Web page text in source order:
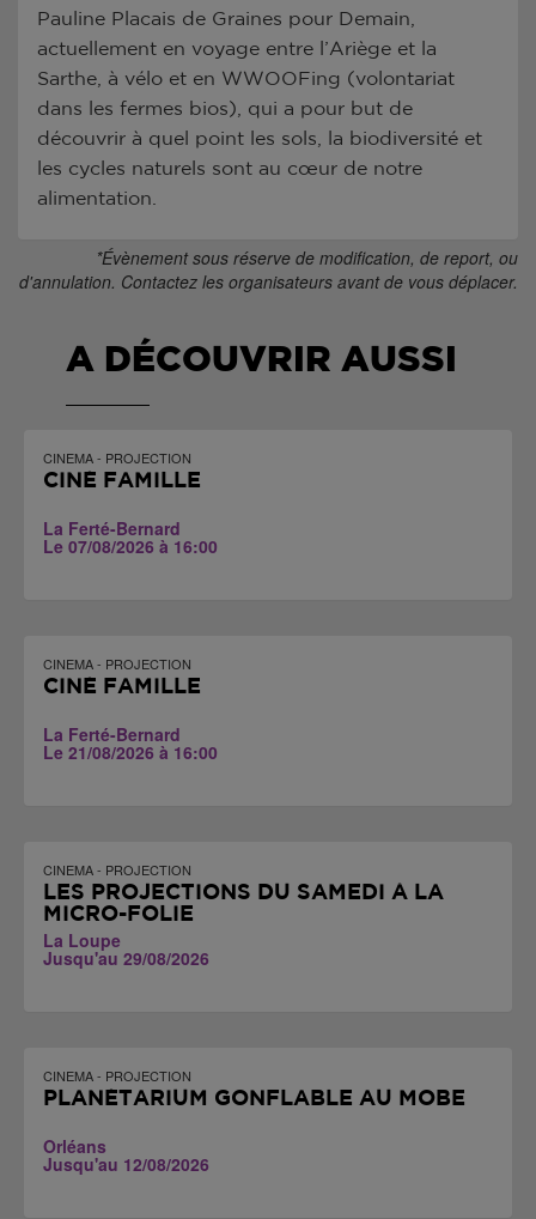
Pauline Placais de Graines pour Demain,
actuellement en voyage entre l’Ariège et la
Sarthe, à vélo et en WWOOFing (volontariat
dans les fermes bios), qui a pour but de
découvrir à quel point les sols, la biodiversité et
les cycles naturels sont au cœur de notre
alimentation.
*Évènement sous réserve de modification, de report, ou
d'annulation. Contactez les organisateurs avant de vous déplacer.
A DÉCOUVRIR AUSSI
CINEMA - PROJECTION
CINÉ FAMILLE
La Ferté-Bernard
Le 07/08/2026 à 16:00
CINEMA - PROJECTION
CINÉ FAMILLE
La Ferté-Bernard
Le 21/08/2026 à 16:00
CINEMA - PROJECTION
LES PROJECTIONS DU SAMEDI À LA
MICRO-FOLIE
La Loupe
Jusqu'au 29/08/2026
CINEMA - PROJECTION
PLANÉTARIUM GONFLABLE AU MOBE
Orléans
Jusqu'au 12/08/2026